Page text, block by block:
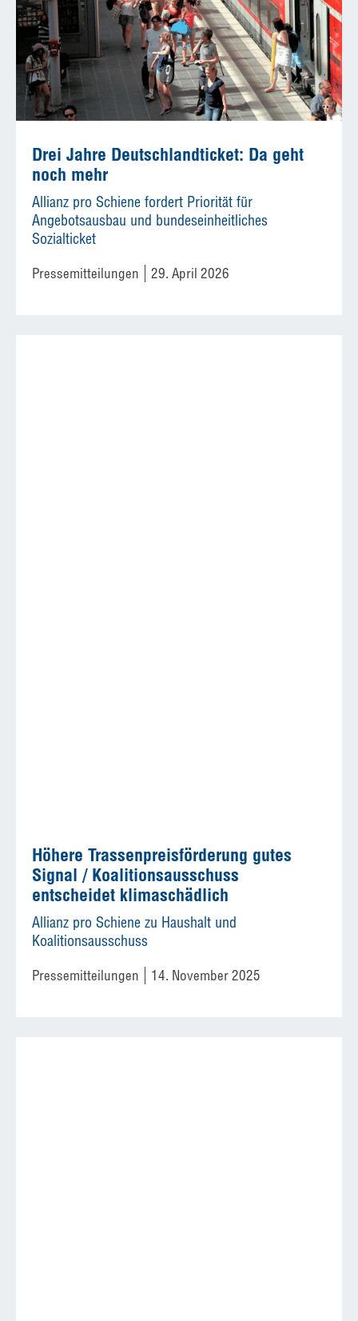
Drei Jahre Deutschlandticket: Da geht
noch mehr
Allianz pro Schiene fordert Priorität für
Angebotsausbau und bundeseinheitliches
Sozialticket
Pressemitteilungen 29. April 2026
Höhere Trassenpreisförderung gutes
Signal / Koalitionsausschuss
entscheidet klimaschädlich
Allianz pro Schiene zu Haushalt und
Koalitionsausschuss
Pressemitteilungen 14. November 2025